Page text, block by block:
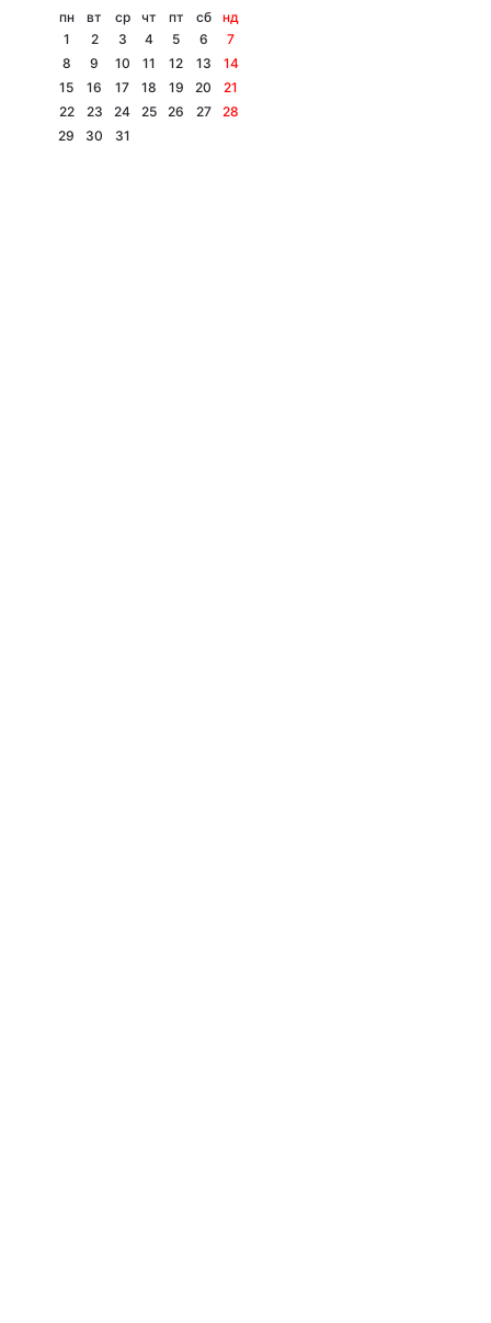
пн вт ср чт пт сб
нд
1
2 3 4 5 6
7
8
9 10 11 12 13
14
15
16 17 18 19 20
21
22
23 24 25 26 27
28
29
30 31